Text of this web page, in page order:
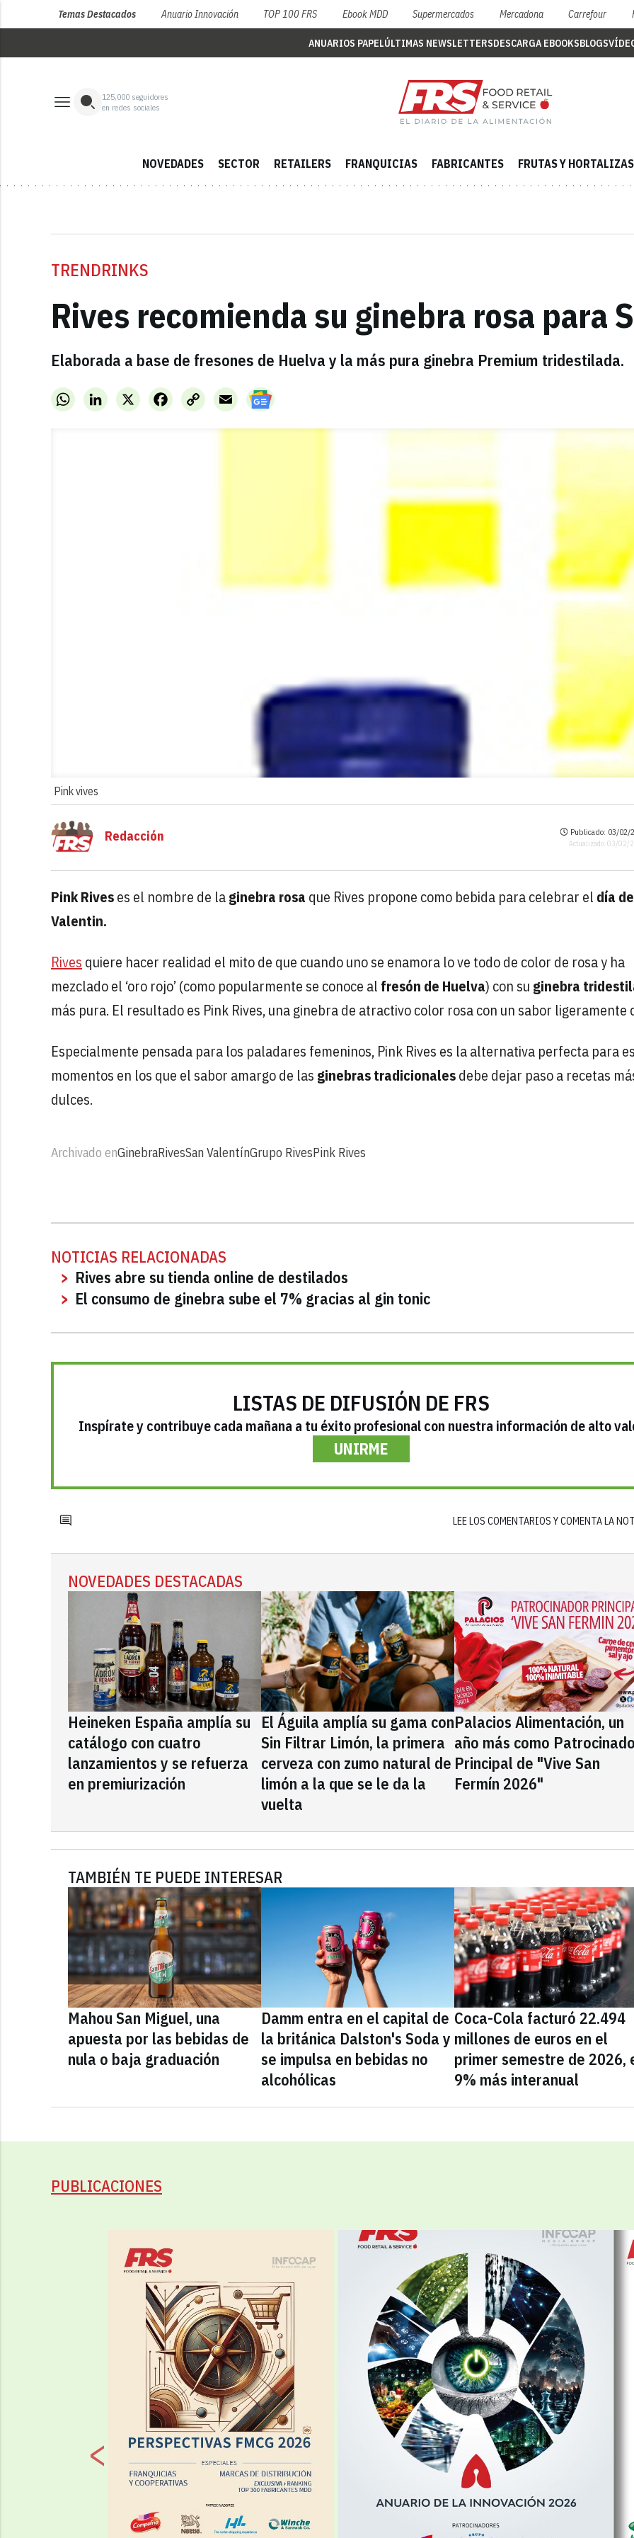
Temas Destacados Anuario Innovación TOP 100 FRS Ebook MDD Supermercados Mercadona Carrefour
ANUARIOS PAPELÚLTIMAS NEWSLETTERSDESCARGA EBOOKSBLOGS
125,000 seguidores
en redes sociales
NOVEDADES SECTOR RETAILERS FRANQUICIAS FABRICANTES FRUTAS Y HORTALIZAS
TRENDRINKS
Rives recomienda su ginebra rosa para
Elaborada a base de fresones de Huelva y la más pura ginebra Premium tridestilada.
WhatsAppLinkedInX FacebookCopy
Link
Email
Pink vives
Redacción Publicado: 03/02/
Actualizado: 03/02/
Pink Riveses el nombre de laginebra rosa que Rives propone como bebida para celebrar el día
Valentin.
Rives quiere hacer realidad el mito de que cuando uno se enamora lo ve todo de color de rosa y ha
mezclado el ‘oro rojo’ (como popularmente se conoce al fresón de Huelva) con su ginebra
más pura. El resultado es Pink Rives, una ginebra de atractivo color rosa con un sabor ligeramente
Especialmente pensada para los paladares femeninos, Pink Rives es la alternativa perfecta para
momentos en los que el sabor amargo de las ginebras tradicionalesdebe dejar paso a recetas
dulces.
Archivado enGinebraRivesSan ValentínGrupo RivesPink Rives
NOTICIAS RELACIONADAS
Rives abre su tienda online de destilados
El consumo de ginebra sube el 7% gracias al gin tonic
LISTAS DE DIFUSIÓN DE FRS
Inspírate y contribuye cada mañana a tu éxito profesional con nuestra información de alto
UNIRME
LEE LOS COMENTARIOS Y COMENTA LA
NOVEDADES DESTACADAS
Heineken España amplía su
catálogo con cuatro
lanzamientos y se refuerza
en premiurización
El Águila amplía su gama con
Sin Filtrar Limón, la primera
cerveza con zumo natural de
limón a la que se le da la
vuelta
Palacios Alimentación, un
año más como
Principal de "Vive San
Fermín 2026"
TAMBIÉN TE PUEDE INTERESAR
Mahou San Miguel, una
apuesta por las bebidas de
nula o baja graduación
Damm entra en el capital de
la británica Dalston's Soda y
se impulsa en bebidas no
alcohólicas
Coca-Cola facturó 22.494
millones de euros en el
primer semestre de 2026,
9% más interanual
PUBLICACIONES